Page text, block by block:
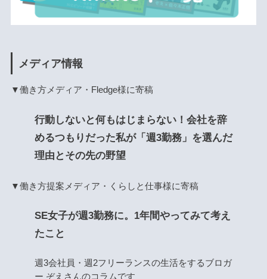
メディア情報
▼働き方メディア・Fledge様に寄稿
行動しないと何もはじまらない！会社を辞
めるつもりだった私が「週3勤務」を選んだ
理由とその先の野望
▼働き方提案メディア・くらしと仕事様に寄稿
SE女子が週3勤務に。1年間やってみて考え
たこと
週3会社員・週2フリーランスの生活をするブロガ
ー ぞえさんのコラムです